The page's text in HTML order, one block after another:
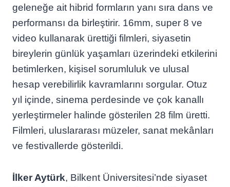
geleneğe ait hibrid formların yanı sıra dans ve
performansı da birleştirir. 16mm, super 8 ve
video kullanarak ürettiği filmleri, siyasetin
bireylerin günlük yaşamları üzerindeki etkilerini
betimlerken, kişisel sorumluluk ve ulusal
hesap verebilirlik kavramlarını sorgular. Otuz
yıl içinde, sinema perdesinde ve çok kanallı
yerleştirmeler halinde gösterilen 28 film üretti.
Filmleri, uluslararası müzeler, sanat mekânları
ve festivallerde gösterildi.
İlker Aytürk, Bilkent Üniversitesi’nde siyaset